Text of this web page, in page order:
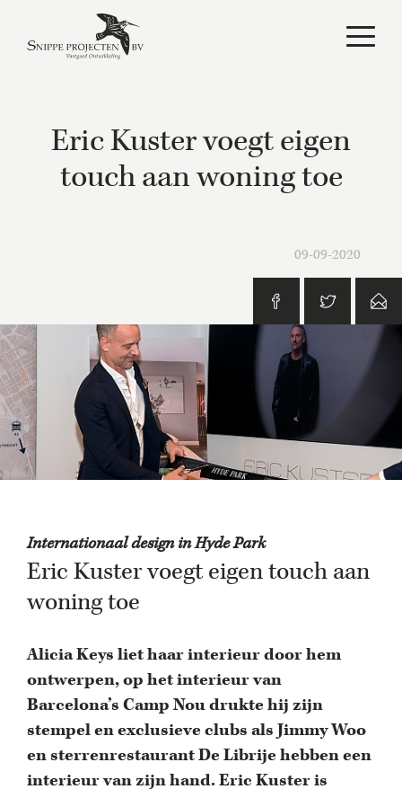
Eric Kuster voegt eigen
touch aan woning toe
09-09-2020
Internationaal design in Hyde Park
Eric Kuster voegt eigen touch aan
woning toe
Alicia Keys liet haar interieur door hem
ontwerpen, op het interieur van
Barcelona’s Camp Nou drukte hij zijn
stempel en exclusieve clubs als Jimmy Woo
en sterrenrestaurant De Librije hebben een
interieur van zijn hand. Eric Kuster is